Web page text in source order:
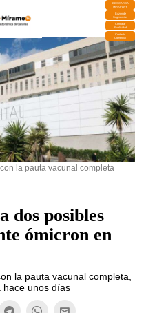
DESCARGA
MIRAPLAY
Buzón de
Sugerencias
Contratar
Publicidad
Contacto
Comercial
la pauta vacunal completa
dos posibles
ómicron en
la pauta vacunal completa,
hace unos días